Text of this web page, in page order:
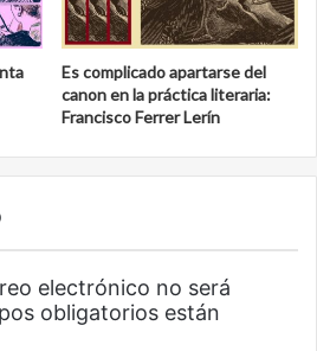
Es complicado apartarse del
canon en la práctica literaria:
Francisco Ferrer Lerín
electrónico no será
obligatorios están